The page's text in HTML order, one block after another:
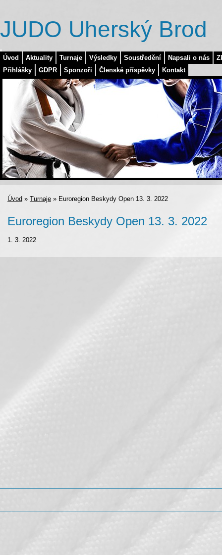
Úvod Aktuality Turnaje Výsledky Soustředění Napsali o nás
Přihlášky
GDPR Sponzoři Členské příspěvky Kontakt
JUDO Uherský Brod
Úvod » Turnaje » Euroregion Beskydy Open 13. 3. 2022
Euroregion Beskydy Open 13. 3. 2022
1. 3. 2022